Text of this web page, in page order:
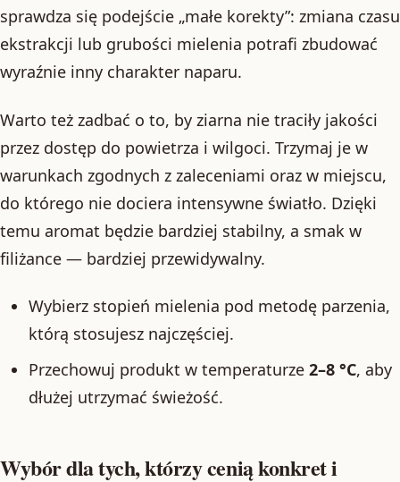
sprawdza się podejście „małe korekty”: zmiana czasu
ekstrakcji lub grubości mielenia potrafi zbudować
wyraźnie inny charakter naparu.
Warto też zadbać o to, by ziarna nie traciły jakości
przez dostęp do powietrza i wilgoci. Trzymaj je w
warunkach zgodnych z zaleceniami oraz w miejscu,
do którego nie dociera intensywne światło. Dzięki
temu aromat będzie bardziej stabilny, a smak w
filiżance — bardziej przewidywalny.
Wybierz stopień mielenia pod metodę parzenia,
którą stosujesz najczęściej.
Przechowuj produkt w temperaturze 2–8 °C, aby
dłużej utrzymać świeżość.
Wybór dla tych, którzy cenią konkret i